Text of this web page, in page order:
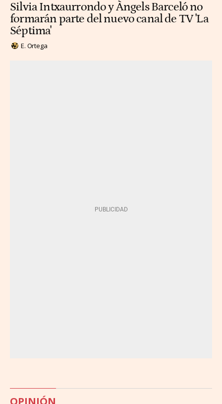
Silvia Intxaurrondo y Àngels Barceló no
formarán parte del nuevo canal de TV 'La
Séptima'
E. Ortega